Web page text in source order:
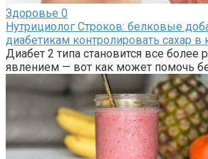
Здоровье 0
Нутрициолог Строков: белковые
диабетикам контролировать сахар в
Диабет 2 типа становится все более
явлением — вот как может помочь